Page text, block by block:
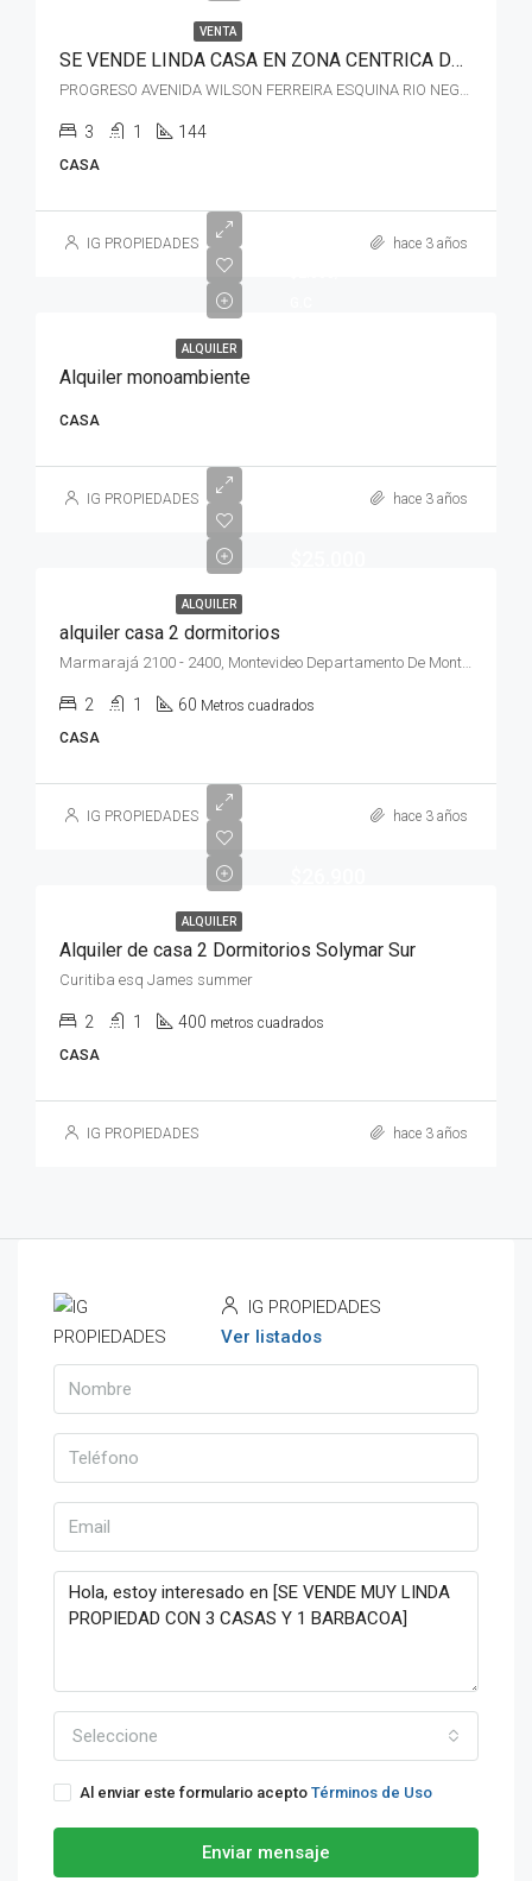
VENTA
SE VENDE LINDA CASA EN ZONA CENTRICA DE PROGRESO CANELONES
PROGRESO AVENIDA WILSON FERREIRA ESQUINA RIO NEGRO
3 1 144
CASA
IG PROPIEDADES hace 3 años
ALQUILER
Alquiler monoambiente
CASA
IG PROPIEDADES hace 3 años
ALQUILER
alquiler casa 2 dormitorios
Marmarajá 2100 - 2400, Montevideo Departamento De Montevideo, Uruguay, Aguada
2 1 60 Metros cuadrados
CASA
IG PROPIEDADES hace 3 años
ALQUILER
Alquiler de casa 2 Dormitorios Solymar Sur
Curitiba esq James summer
2 1 400 metros cuadrados
CASA
IG PROPIEDADES hace 3 años
IG PROPIEDADES
Ver listados
Seleccione
Al enviar este formulario acepto Términos de Uso
Enviar mensaje